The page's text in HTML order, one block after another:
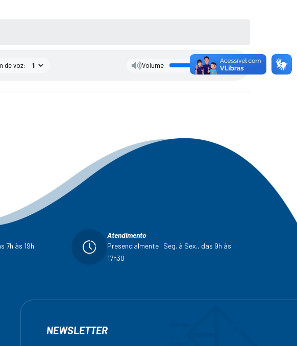
de voz: Volume
7h às 19h
Atendimento
Presencialmente | Seg. à Sex., das 9h às
17h30
NEWSLETTER